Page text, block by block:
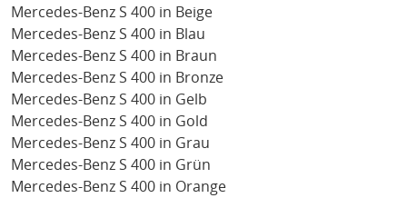
Mercedes-Benz S 400 in Beige
Mercedes-Benz S 400 in Blau
Mercedes-Benz S 400 in Braun
Mercedes-Benz S 400 in Bronze
Mercedes-Benz S 400 in Gelb
Mercedes-Benz S 400 in Gold
Mercedes-Benz S 400 in Grau
Mercedes-Benz S 400 in Grün
Mercedes-Benz S 400 in Orange